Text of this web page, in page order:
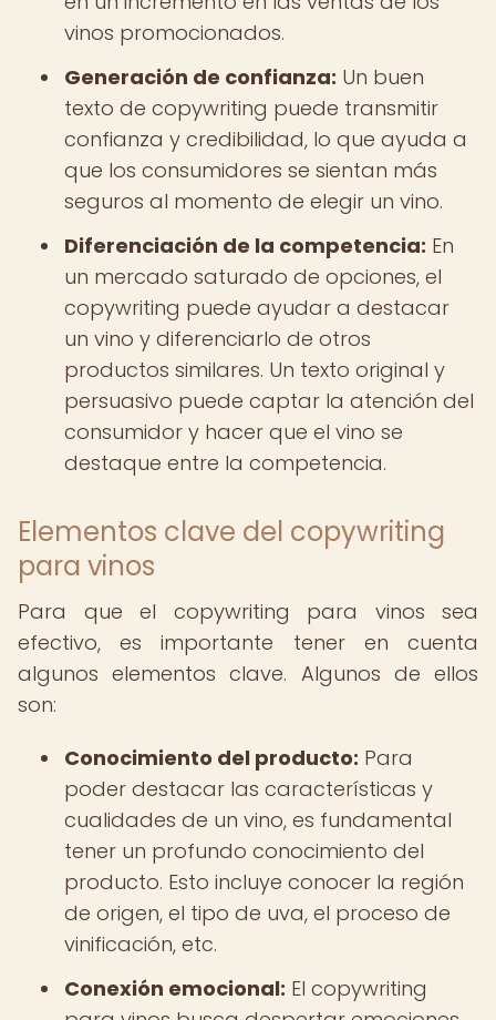
vinos promocionados.
Generación de confianza: Un buen
texto de copywriting puede transmitir
confianza y credibilidad, lo que ayuda a
que los consumidores se sientan más
seguros al momento de elegir un vino.
Diferenciación de la competencia: En
un mercado saturado de opciones, el
copywriting puede ayudar a destacar
un vino y diferenciarlo de otros
productos similares. Un texto original y
persuasivo puede captar la atención del
consumidor y hacer que el vino se
destaque entre la competencia.
Elementos clave del copywriting
para vinos
Para que el copywriting para vinos sea
efectivo, es importante tener en cuenta
algunos elementos clave. Algunos de ellos
son:
Conocimiento del producto: Para
poder destacar las características y
cualidades de un vino, es fundamental
tener un profundo conocimiento del
producto. Esto incluye conocer la región
de origen, el tipo de uva, el proceso de
vinificación, etc.
Conexión emocional: El copywriting